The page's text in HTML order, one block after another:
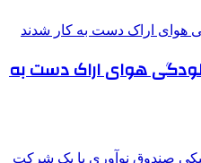
هوای اراک دست به